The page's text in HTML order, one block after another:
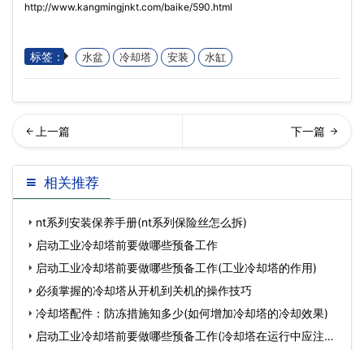
http://www.kangmingjnkt.com/baike/590.html
标签： 水盆 冷却塔 安装 水缸
却塔维修公司告诉您使用冷
却塔需要注意的问题…
东冷却塔厂家,：冷却塔隔声
降噪,冷却塔噪音控制(
相关推荐
nt系列安装保养手册(nt系列保险丝怎么拆)
启动工业冷却塔前要做哪些预备工作
启动工业冷却塔前要做哪些预备工作(工业冷却塔的作用)
必须掌握的冷却塔从开机到关机的操作技巧
冷却塔配件：防冻措施知多少(如何增加冷却塔的冷却效果)
启动工业冷却塔前要做哪些预备工作(冷却塔在运行中应注意